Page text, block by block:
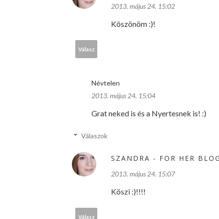
2013. május 24. 15:02
Köszönöm :)!
Válasz
Névtelen
2013. május 24. 15:04
Grat neked is és a Nyertesnek is! :)
Válaszok
SZANDRA - FOR HER BLOG
2013. május 24. 15:07
Köszi :)!!!!
Válasz